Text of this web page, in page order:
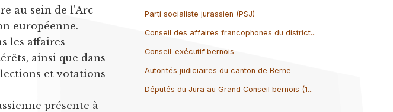
au sein de l'Arc
européenne.
les affaires
ainsi que dans
et votations
présente à
Parti socialiste jurassien (PSJ)
Conseil des affaires francophones du district...
Conseil-exécutif bernois
Autorités judiciaires du canton de Berne
Députés du Jura au Grand Conseil bernois (1...